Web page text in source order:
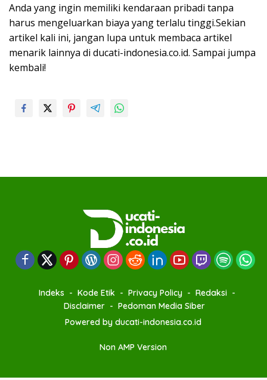
Anda yang ingin memiliki kendaraan pribadi tanpa
harus mengeluarkan biaya yang terlalu tinggi.Sekian
artikel kali ini, jangan lupa untuk membaca artikel
menarik lainnya di ducati-indonesia.co.id. Sampai jumpa
kembali!
Indeks Kode Etik Privacy Policy
Redaksi
Disclaimer
Pedoman Media Siber
Powered by ducati-indonesia.co.id
Non AMP Version